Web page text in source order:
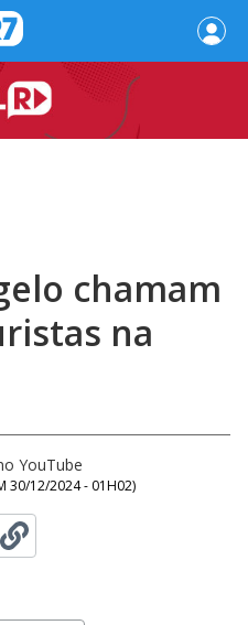
chamam
na
YouTube
30/12/2024 - 01H02)